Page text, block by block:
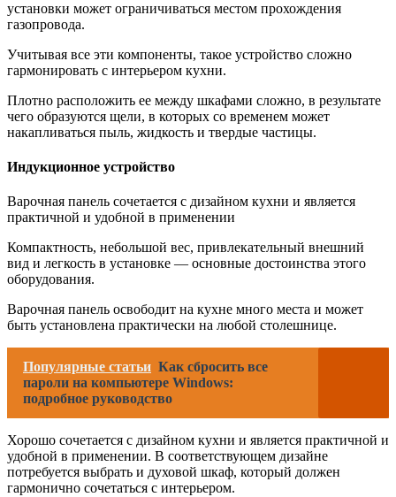
установки может ограничиваться местом прохождения
газопровода.
Учитывая все эти компоненты, такое устройство сложно
гармонировать с интерьером кухни.
Плотно расположить ее между шкафами сложно, в результате
чего образуются щели, в которых со временем может
накапливаться пыль, жидкость и твердые частицы.
Индукционное устройство
Варочная панель сочетается с дизайном кухни и является
практичной и удобной в применении
Компактность, небольшой вес, привлекательный внешний
вид и легкость в установке — основные достоинства этого
оборудования.
Варочная панель освободит на кухне много места и может
быть установлена практически на любой столешнице.
Популярные статьи Как сбросить все
пароли на компьютере Windows:
подробное руководство
Хорошо сочетается с дизайном кухни и является практичной и
удобной в применении. В соответствующем дизайне
потребуется выбрать и духовой шкаф, который должен
гармонично сочетаться с интерьером.